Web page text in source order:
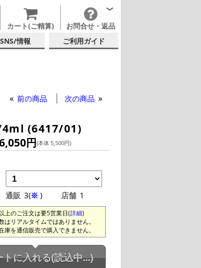
カート(ご精算) お問合せ・返品
SNS/情報 ご利用ガイド
前の商品 次の商品
(6417/01)
円(本体 5,500円)
通販 3(※ ) 店舗 1
上のご注文は要5営業日(詳細)
はリアルタイムではありません。
庫を通信販売で購入できません。
トに入れる(読込中...)